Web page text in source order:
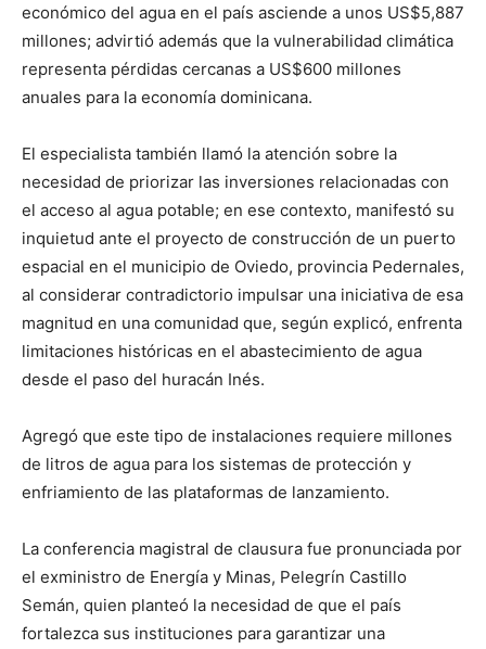
económico del agua en el país asciende a unos US$5,887
millones; advirtió además que la vulnerabilidad climática
representa pérdidas cercanas a US$600 millones
anuales para la economía dominicana.
El especialista también llamó la atención sobre la
necesidad de priorizar las inversiones relacionadas con
el acceso al agua potable; en ese contexto, manifestó su
inquietud ante el proyecto de construcción de un puerto
espacial en el municipio de Oviedo, provincia Pedernales,
al considerar contradictorio impulsar una iniciativa de esa
magnitud en una comunidad que, según explicó, enfrenta
limitaciones históricas en el abastecimiento de agua
desde el paso del huracán Inés.
Agregó que este tipo de instalaciones requiere millones
de litros de agua para los sistemas de protección y
enfriamiento de las plataformas de lanzamiento.
La conferencia magistral de clausura fue pronunciada por
el exministro de Energía y Minas, Pelegrín Castillo
Semán, quien planteó la necesidad de que el país
fortalezca sus instituciones para garantizar una